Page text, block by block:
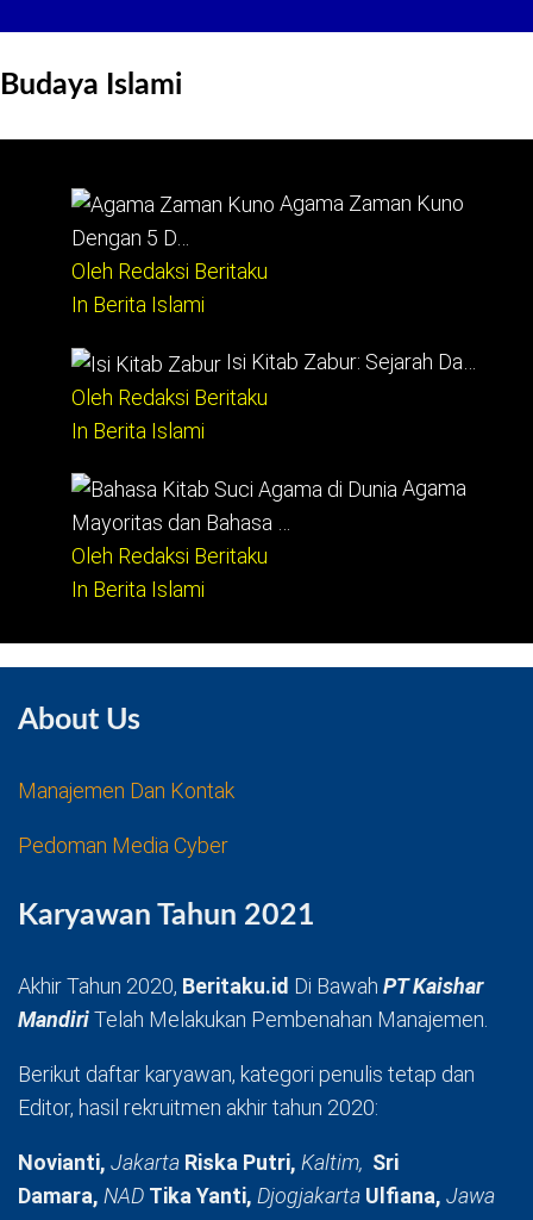
Budaya Islami
Agama Zaman Kuno
Dengan 5 D…
Oleh Redaksi Beritaku
In Berita Islami
Isi Kitab Zabur: Sejarah Da…
Oleh Redaksi Beritaku
In Berita Islami
Agama
Mayoritas dan Bahasa …
Oleh Redaksi Beritaku
In Berita Islami
About Us
Manajemen Dan Kontak
Pedoman Media Cyber
Karyawan Tahun 2021
Akhir Tahun 2020, Beritaku.id Di Bawah PT Kaishar
MandiriTelah Melakukan Pembenahan Manajemen.
Berikut daftar karyawan, kategori penulis tetap dan
Editor, hasil rekruitmen akhir tahun 2020:
Novianti, Jakarta Riska Putri, Kaltim, Sri
Damara, NAD Tika Yanti, Djogjakarta Ulfiana, Jawa